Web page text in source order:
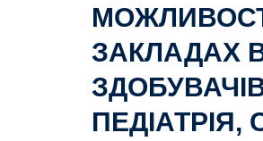
ЗАКЛАДАХ